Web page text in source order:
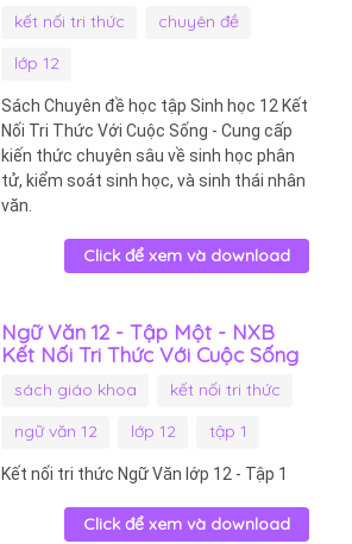
kết nối tri thức
chuyên đề
lớp 12
Sách Chuyên đề học tập Sinh học 12 Kết
Nối Tri Thức Với Cuộc Sống - Cung cấp
kiến thức chuyên sâu về sinh học phân
tử, kiểm soát sinh học, và sinh thái nhân
văn.
Click để xem và download
Ngữ Văn 12 - Tập Một - NXB
Kết Nối Tri Thức Với Cuộc Sống
sách giáo khoa
kết nối tri thức
ngữ văn 12
lớp 12 tập 1
Kết nối tri thức Ngữ Văn lớp 12 - Tập 1
Click để xem và download